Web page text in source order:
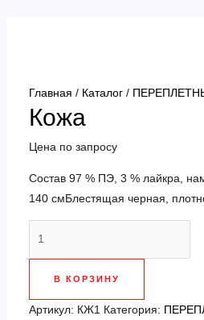
Главная / Каталог/
Кожа
Цена по запросу
Состав 97 % ПЭ, 3 % лайкра,
140 смБлестящая черная,
В КОРЗИНУ
Артикул: КЖ1 Категория: